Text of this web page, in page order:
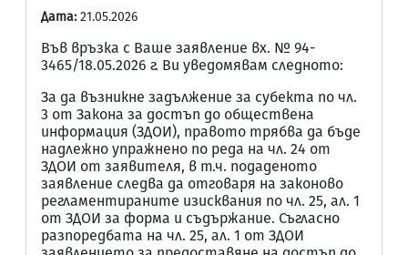
Дата: 21.05.2026
Във връзка с Ваше заявление вх. № 94-
3465/18.05.2026 г. Ви уведомявам следното:
За да възникне задължение за субекта по чл.
3 от Закона за достъп до обществена
информация (ЗДОИ), правото трябва да бъде
надлежно упражнено по реда на чл. 24 от
ЗДОИ от заявителя, в т.ч. подаденото
заявление следва да отговаря на законово
регламентираните изисквания по чл. 25, ал. 1
от ЗДОИ за форма и съдържание. Съгласно
разпоредбата на чл. 25, ал. 1 от ЗДОИ